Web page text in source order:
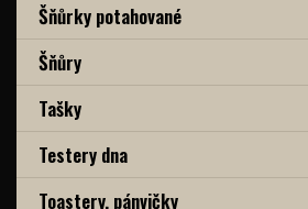
Šňůrky potahované
Šňůry
Tašky
Testery dna
Toastery, pánvičky